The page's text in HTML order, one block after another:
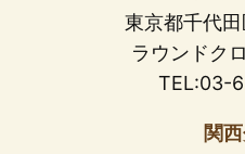
東京都千代
ラウンドク
TEL:03-
関